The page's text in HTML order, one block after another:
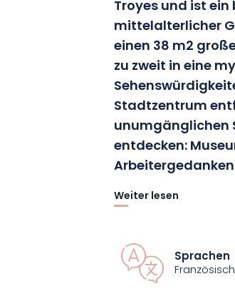
Troyes und ist
mittelalterlicher
einen 38 m2
zu zweit in eine
Stadtzentrum
unumgänglichen
entdecken:
Das Ferienhaus Sous
gesamten
über ein
Liegefläche von 180
Weiter lesen
Sprachen
Französisch